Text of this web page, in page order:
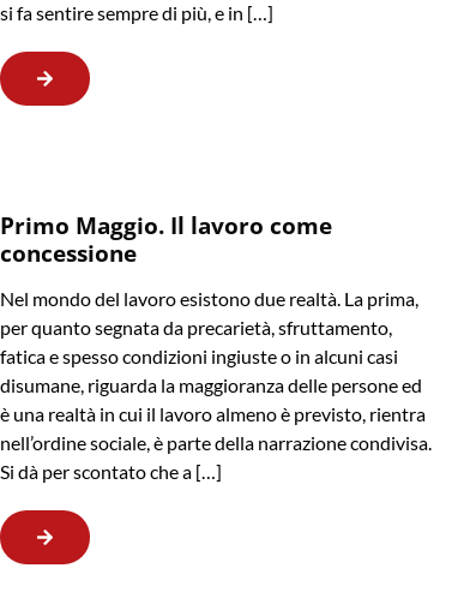
si fa sentire sempre di più, e in […]
Primo Maggio. Il lavoro come
concessione
Nel mondo del lavoro esistono due realtà. La prima,
per quanto segnata da precarietà, sfruttamento,
fatica e spesso condizioni ingiuste o in alcuni casi
disumane, riguarda la maggioranza delle persone ed
è una realtà in cui il lavoro almeno è previsto, rientra
nell’ordine sociale, è parte della narrazione condivisa.
Si dà per scontato che a […]